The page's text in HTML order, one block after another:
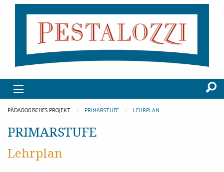
PÄDAGOGISCHES PROJEKT PRIMARSTUFE LEHRPLAN
PRIMARSTUFE
Lehrplan